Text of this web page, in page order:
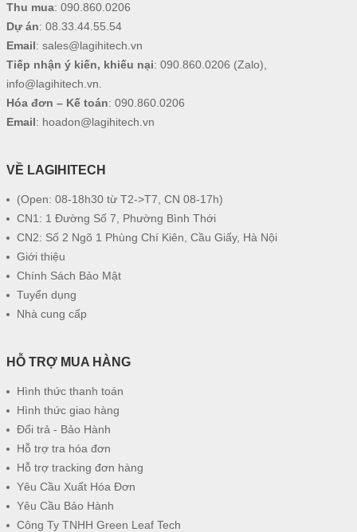
Thu mua: 090.860.0206
Dự án: 08.33.44.55.54
Email: sales@lagihitech.vn
Tiếp nhận ý kiến, khiếu nại: 090.860.0206 (Zalo),
info@lagihitech.vn
Hóa đơn – Kế toán: 090.860.0206
Email: hoadon@lagihitech.vn
VỀ LAGIHITECH
(Open: 08-18h30 từ T2->T7, CN 08-17h)
CN1: 1 Đường Số 7, Phường Bình Thới
CN2: Số 2 Ngõ 1 Phùng Chí Kiên, Cầu Giấy, Hà Nội
Giới thiệu
Chính Sách Bảo Mật
Tuyển dụng
Nhà cung cấp
HỖ TRỢ MUA HÀNG
Hình thức thanh toán
Hình thức giao hàng
Đổi trả - Bảo Hành
Hỗ trợ tra hóa đơn
Hỗ trợ tracking đơn hàng
Yêu Cầu Xuất Hóa Đơn
Yêu Cầu Bảo Hành
Công Ty TNHH Green Leaf Tech